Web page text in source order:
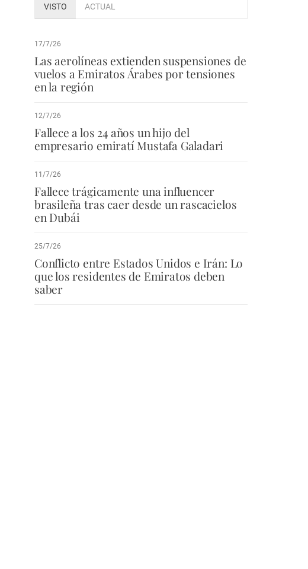
VISTO ACTUAL
17/7/26
Las aerolíneas extienden suspensiones de
vuelos a Emiratos Árabes por tensiones
en la región
12/7/26
Fallece a los 24 años un hijo del
empresario emiratí Mustafa Galadari
11/7/26
Fallece trágicamente una influencer
brasileña tras caer desde un rascacielos
en Dubái
25/7/26
Conflicto entre Estados Unidos e Irán: Lo
que los residentes de Emiratos deben
saber